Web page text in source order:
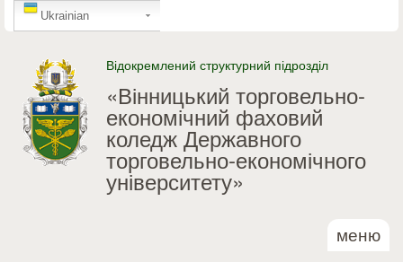
Перейти до основного
GTranslate
Ukrainian
Відокремлений структурний підрозділ
«Вінницький торговельно-
економічний фаховий
коледж Державного
торговельно-економічного
університету»
меню